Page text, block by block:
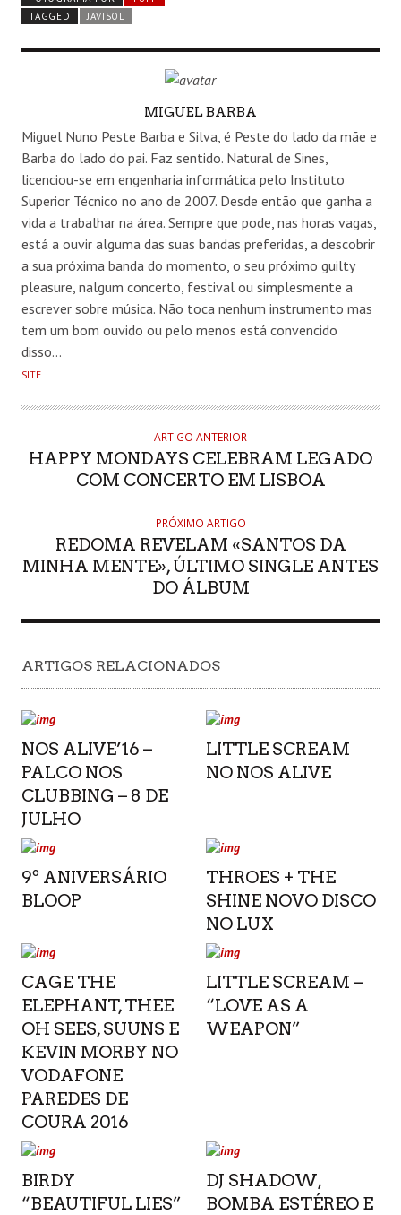
TAGGED
JAVISOL
MIGUEL BARBA
Miguel Nuno Peste Barba e Silva, é Peste do lado da mãe e
Barba do lado do pai. Faz sentido. Natural de Sines,
licenciou-se em engenharia informática pelo Instituto
Superior Técnico no ano de 2007. Desde então que ganha a
vida a trabalhar na área. Sempre que pode, nas horas vagas,
está a ouvir alguma das suas bandas preferidas, a descobrir
a sua próxima banda do momento, o seu próximo guilty
pleasure, nalgum concerto, festival ou simplesmente a
escrever sobre música. Não toca nenhum instrumento mas
tem um bom ouvido ou pelo menos está convencido
disso…
SITE
ARTIGO ANTERIOR
HAPPY MONDAYS CELEBRAM LEGADO
COM CONCERTO EM LISBOA
PRÓXIMO ARTIGO
REDOMA REVELAM «SANTOS DA
MINHA MENTE», ÚLTIMO SINGLE ANTES
DO ÁLBUM
ARTIGOS RELACIONADOS
NOS ALIVE’16 –
PALCO NOS
CLUBBING – 8 DE
JULHO
LITTLE SCREAM
NO NOS ALIVE
9º ANIVERSÁRIO
BLOOP
THROES + THE
SHINE NOVO DISCO
NO LUX
CAGE THE
ELEPHANT, THEE
OH SEES, SUUNS E
KEVIN MORBY NO
VODAFONE
PAREDES DE
COURA 2016
LITTLE SCREAM –
“LOVE AS A
WEAPON”
BIRDY
“BEAUTIFUL LIES”
DJ SHADOW,
BOMBA ESTÉREO E